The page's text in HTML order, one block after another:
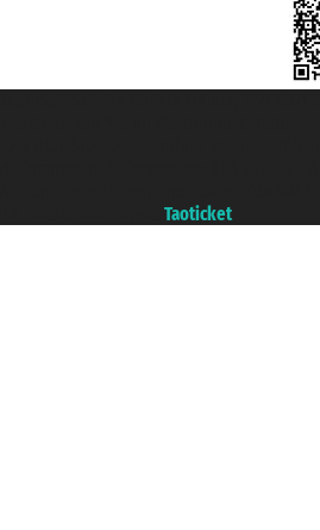
Taoticket